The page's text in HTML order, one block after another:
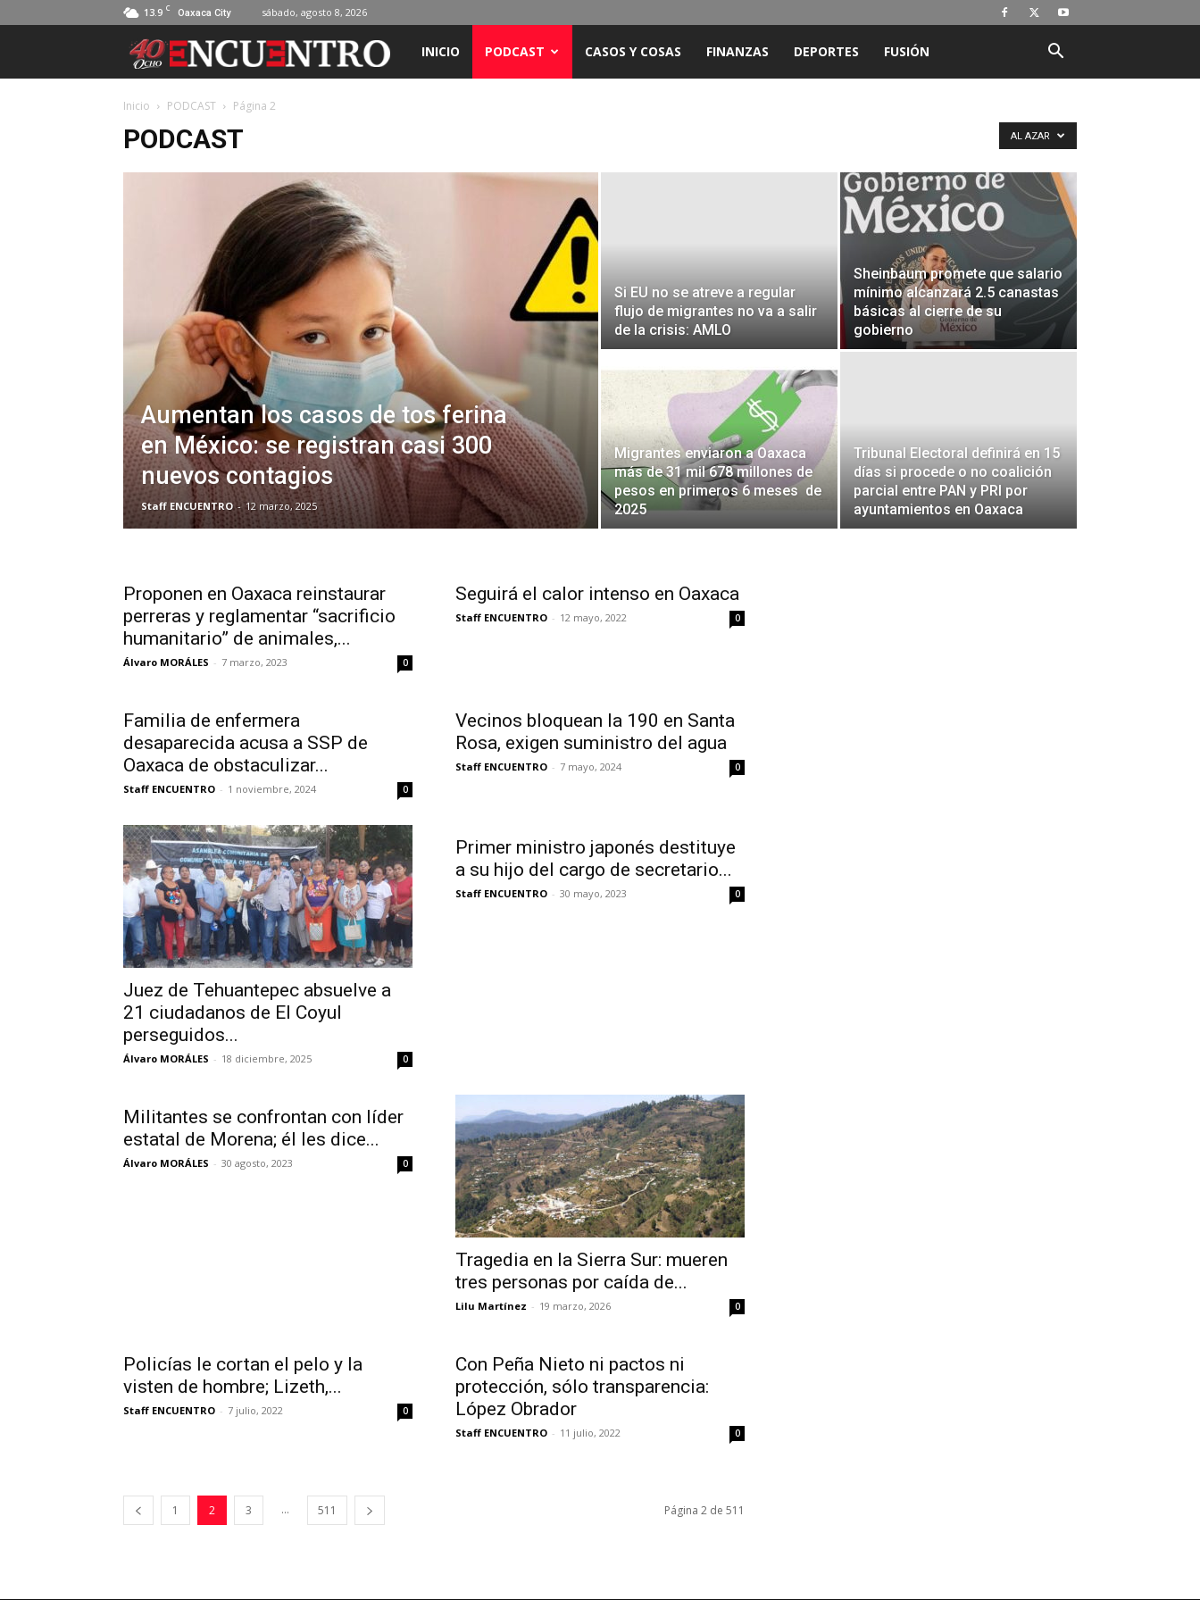
13.9 C Oaxaca City sábado, agosto 8, 2026
ENCUENTRO
INICIO PODCAST CASOS Y COSAS FINANZAS DEPORTES FUSIÓN
Inicio PODCAST Página 2
PODCAST AL AZAR
Aumentan los casos de tos ferina
en México: se registran casi 300
nuevos contagios
Staff ENCUENTRO - 12 marzo, 2025
Si EU no se atreve a regular
flujo de migrantes no va a salir
de la crisis: AMLO
Sheinbaum promete que salario
mínimo alcanzará 2.5 canastas
básicas al cierre de su
gobierno
Migrantes enviaron a Oaxaca
más de 31 mil 678 millones de
pesos en primeros 6 meses de
2025
Tribunal Electoral definirá en 15
días si procede o no coalición
parcial entre PAN y PRI por
ayuntamientos en Oaxaca
Proponen en Oaxaca reinstaurar
perreras y reglamentar “sacrificio
humanitario” de animales,...
Álvaro MORÁLES - 7 marzo, 2023 0
Seguirá el calor intenso en Oaxaca
Staff ENCUENTRO - 12 mayo, 2022 0
Familia de enfermera
desaparecida acusa a SSP de
Oaxaca de obstaculizar...
Staff ENCUENTRO - 1 noviembre, 2024 0
Vecinos bloquean la 190 en Santa
Rosa, exigen suministro del agua
Staff ENCUENTRO - 7 mayo, 2024 0
Juez de Tehuantepec absuelve a
21 ciudadanos de El Coyul
perseguidos...
Álvaro MORÁLES - 18 diciembre, 2025 0
Primer ministro japonés destituye
a su hijo del cargo de secretario...
Staff ENCUENTRO - 30 mayo, 2023 0
Militantes se confrontan con líder
estatal de Morena; él les dice...
Álvaro MORÁLES - 30 agosto, 2023 0
Tragedia en la Sierra Sur: mueren
tres personas por caída de...
Lilu Martínez - 19 marzo, 2026 0
Policías le cortan el pelo y la
visten de hombre; Lizeth,...
Staff ENCUENTRO - 7 julio, 2022 0
Con Peña Nieto ni pactos ni
protección, sólo transparencia:
López Obrador
Staff ENCUENTRO - 11 julio, 2022 0
1 2 3 ... 511 Página 2 de 511